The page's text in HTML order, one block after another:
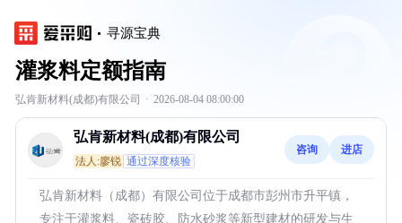
寻源宝典
灌浆料定额指南
弘肯新材料(成都)有限公司 · 2026-08-04 08:00:00
弘肯新材料(成都)有限公司
法人:廖锐 通过深度核验
咨询 进店
弘肯新材料（成都）有限公司位于成都市彭州市升平镇，
专注于灌浆料、瓷砖胶、防水砂浆等新型建材的研发与生